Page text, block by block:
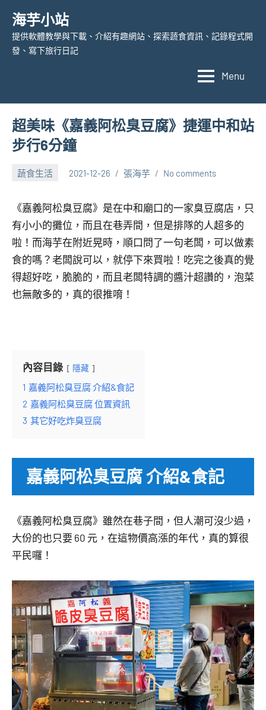
content
海芋小站
提供軟體教學與下載、介紹有趣網站、探索蔬食資訊、記錄程式開
發、寫下旅行日記
Menu
超美味《嘉義阿松臭豆腐》捷運中和站
步行6分鐘
蔬食生活 2021-12-26 張海芋 No comments
《嘉義阿松臭豆腐》是在中和廟口的一家臭豆腐店，只
有小小的攤位，而且在巷弄間，但是排隊的人超多的
啦！而海芋在附近晃時，順口問了一句老闆，可以做素
食的嗎？老闆說可以，就停下來買啦！吃完之後真的覺
得超好吃，脆脆的，而且老闆特調的醬汁超讚的，泡菜
也無敵多的，真的很推唷！
內容目錄 隱藏
1 嘉義阿松臭豆腐 介紹&食記
2 嘉義阿松臭豆腐 位置資訊
3 其它好吃炸臭豆腐
嘉義阿松臭豆腐 介紹&食記
《嘉義阿松臭豆腐》雖然在巷子間，但人潮可沒少過，
大份的也只要 60 元，在這物價高漲的年代，真的算很
平民囉！